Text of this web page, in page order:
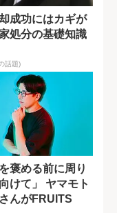
成功にはカギが
処分の基礎知識
話題)
褒める前に周り
けて」 ヤマモト
んがFRUITS